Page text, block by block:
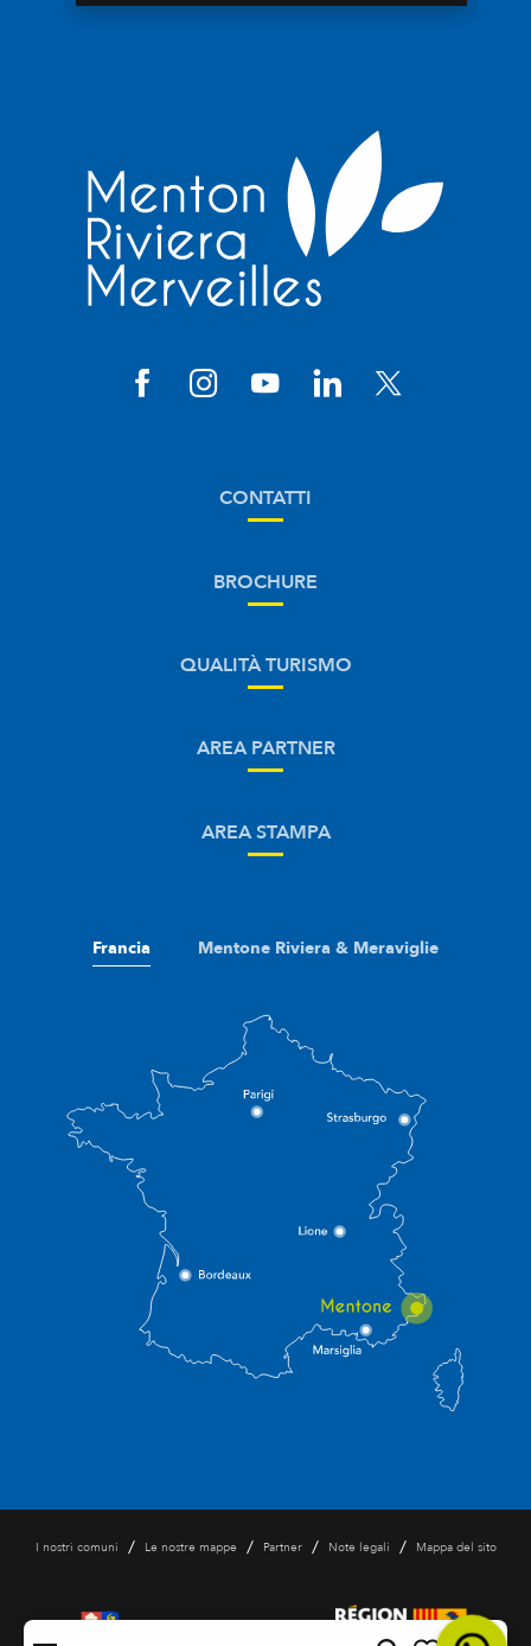
CONTATTI
BROCHURE
QUALITÀ TURISMO
AREA PARTNER
AREA STAMPA
Francia Mentone Riviera & Meraviglie
I nostri comuni / Le nostre mappe / Partner / Note legali / Mappa del sito